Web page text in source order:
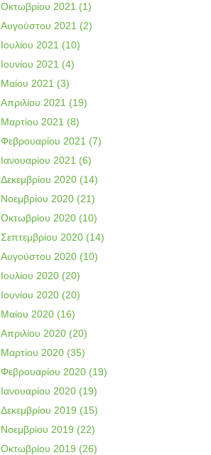
Οκτωβρίου 2021 (1)
Αυγούστου 2021 (2)
Ιουλίου 2021 (10)
Ιουνίου 2021 (4)
Μαίου 2021 (3)
Απριλίου 2021 (19)
Μαρτίου 2021 (8)
Φεβρουαρίου 2021 (7)
Ιανουαρίου 2021 (6)
Δεκεμβρίου 2020 (14)
Νοεμβρίου 2020 (21)
Οκτωβρίου 2020 (10)
Σεπτεμβρίου 2020 (14)
Αυγούστου 2020 (10)
Ιουλίου 2020 (20)
Ιουνίου 2020 (20)
Μαίου 2020 (16)
Απριλίου 2020 (20)
Μαρτίου 2020 (35)
Φεβρουαρίου 2020 (19)
Ιανουαρίου 2020 (19)
Δεκεμβρίου 2019 (15)
Νοεμβρίου 2019 (22)
Οκτωβρίου 2019 (26)